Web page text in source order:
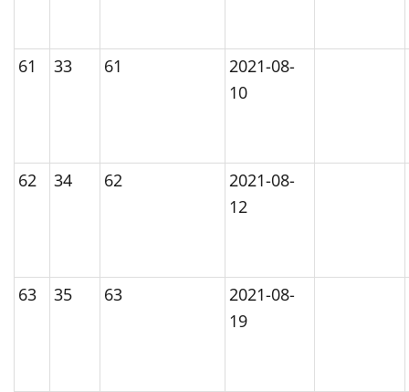
61 33 61
2021-08-
10
62 34 62
2021-08-
12
63 35 63
2021-08-
19